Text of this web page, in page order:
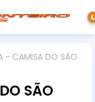
- CAMISA DO SÃO
SÃO